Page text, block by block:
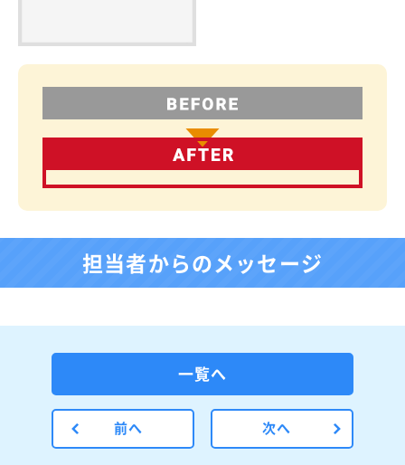
担当者からのメッセージ
前へ
一覧へ
次へ